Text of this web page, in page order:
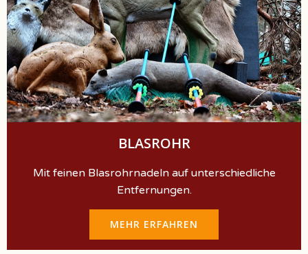
BLASROHR
Mit feinen Blasrohrnadeln auf unterschiedliche
Entfernungen.
MEHR ERFAHREN